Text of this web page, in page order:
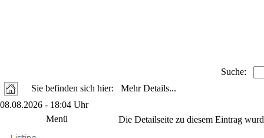
Suche:
Sie befinden sich hier: Mehr Details...
08.08.2026 - 18:04 Uhr
Menü
Die Detailseite zu diesem Eintrag